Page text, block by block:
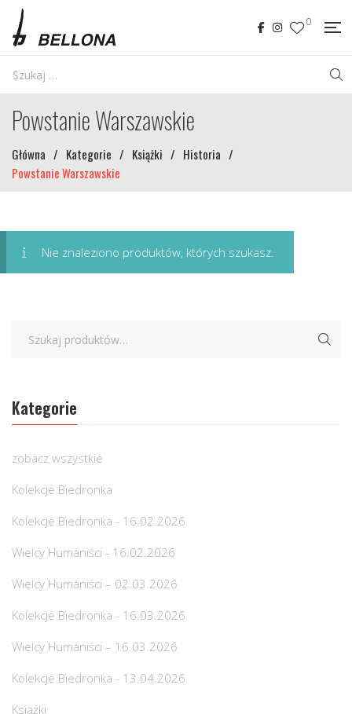
0
Powstanie Warszawskie
Główna / Kategorie / Książki / Historia /
Powstanie Warszawskie
Nie znaleziono produktów, których szukasz.
Kategorie
zobacz wszystkie
Kolekcje Biedronka
Kolekcje Biedronka - 16.02.2026
Wielcy Humaniści - 16.02.2026
Wielcy Humaniści – 02.03.2026
Kolekcje Biedronka - 16.03.2026
Wielcy Humaniści – 16.03.2026
Kolekcje Biedronka - 13.04.2026
Książki